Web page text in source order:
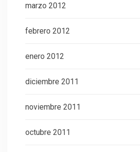
marzo 2012
febrero 2012
enero 2012
diciembre 2011
noviembre 2011
octubre 2011